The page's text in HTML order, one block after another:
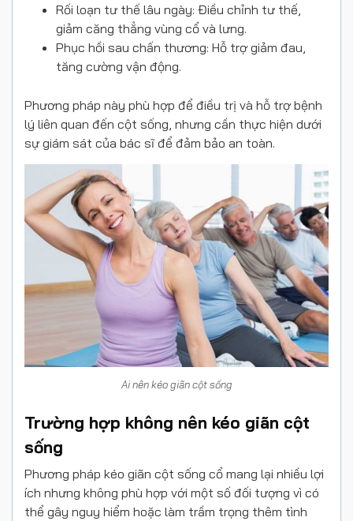
Rối loạn tư thế lâu ngày: Điều chỉnh tư thế,
giảm căng thẳng vùng cổ và lưng.
Phục hồi sau chấn thương: Hỗ trợ giảm đau,
tăng cường vận động.
Phương pháp này phù hợp để điều trị và hỗ trợ bệnh
lý liên quan đến cột sống, nhưng cần thực hiện dưới
sự giám sát của bác sĩ để đảm bảo an toàn.
Ai nên kéo giãn cột sống
Trường hợp không nên kéo giãn cột
sống
Phương pháp kéo giãn cột sống cổ mang lại nhiều lợi
ích nhưng không phù hợp với một số đối tượng vì có
thể gây nguy hiểm hoặc làm trầm trọng thêm tình